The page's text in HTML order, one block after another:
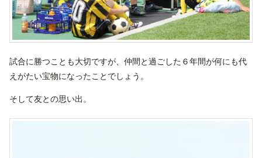
試合に勝つことも大切ですが、仲間と過ごした６年間が何にも代
えがたい宝物になったことでしょう。
そして友との思い出。